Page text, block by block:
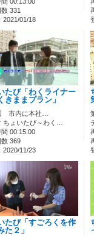
331
2021/01/18
たび「わくライナー
きままプラン」
市内に本社…
ちょいたび～わく…
00:15:00
369
2020/11/23
たび「すごろくを作
た２」